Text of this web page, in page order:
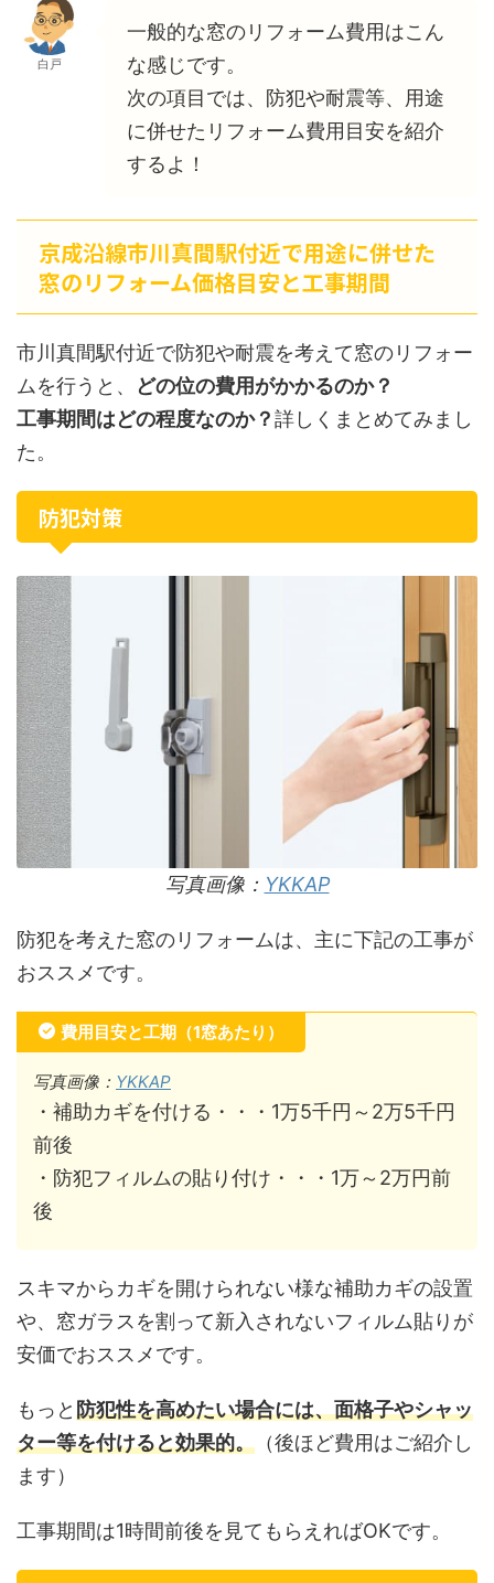
白戸
一般的な窓のリフォーム費用はこん
な感じです。
次の項目では、防犯や耐震等、用途
に併せたリフォーム費用目安を紹介
するよ！
京成沿線市川真間駅付近で用途に併せた
窓のリフォーム価格目安と工事期間
市川真間駅付近で防犯や耐震を考えて窓のリフォー
ムを行うと、
どの位の費用がかかるのか？
工事期間はどの程度なのか？詳しくまとめてみまし
た。
防犯対策
写真画像： YKKAP
防犯を考えた窓のリフォームは、主に下記の工事が
おススメです。
費用目安と工期（1窓あたり）
写真画像： YKKAP
・補助カギを付ける・・・1万5千円～2万5千円
前後
・防犯フィルムの貼り付け・・・1万～2万円前
後
スキマからカギを開けられない様な補助カギの設置
や、窓ガラスを割って新入されないフィルム貼りが
安価でおススメです。
もっと防犯性を高めたい場合には、面格子やシャッ
ター等を付けると効果的。 （後ほど費用はご紹介し
ます）
工事期間は1時間前後を見てもらえればOKです。